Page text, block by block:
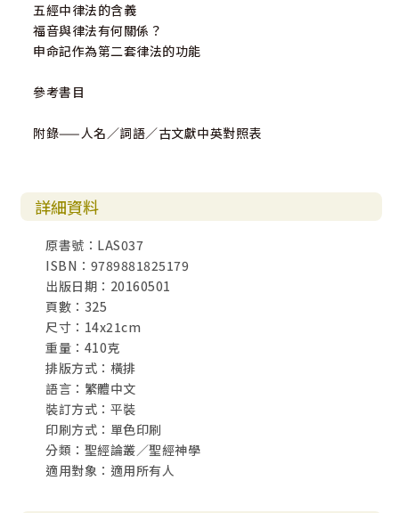
五經中律法的含義
福音與律法有何關係？
申命記作為第二套律法的功能
參考書目
附錄——人名／詞語／古文獻中英對照表
詳細資料
原書號：LAS037
ISBN：9789881825179
出版日期：20160501
頁數：325
尺寸：14x21cm
重量：410克
排版方式：橫排
語言：繁體中文
裝訂方式：平裝
印刷方式：單色印刷
分類：聖經論叢／聖經神學
適用對象：適用所有人